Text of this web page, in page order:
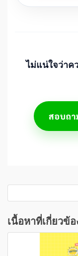
ไม่แน่ใจว่าค
สอบถา
เนื้อหาที่เกี่ยวข้อ